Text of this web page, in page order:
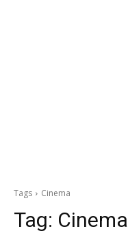
Tags Cinema
Tag: Cinema